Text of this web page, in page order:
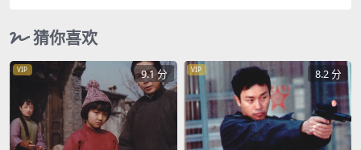
猜你喜欢
VIP 9.1 分 VIP 8.2 分